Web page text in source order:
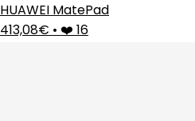
HUAWEI MatePad
413,08€ • ❤️ 16